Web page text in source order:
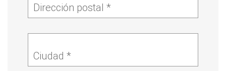
Dirección postal *
Ciudad *